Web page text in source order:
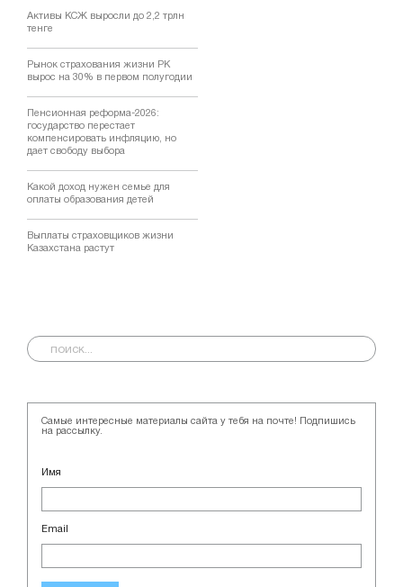
Активы КСЖ выросли до 2,2 трлн
тенге
Рынок страхования жизни РК
вырос на 30% в первом полугодии
Пенсионная реформа-2026:
государство перестает
компенсировать инфляцию, но
дает свободу выбора
Какой доход нужен семье для
оплаты образования детей
Выплаты страховщиков жизни
Казахстана растут
Самые интересные материалы сайта у тебя на почте! Подпишись
на рассылку.
Имя
Email